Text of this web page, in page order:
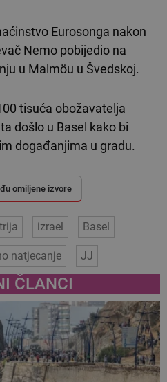
Eurosonga nakon
Nemo pobijedio na
u Malmöu u Švedskoj.
tisuća obožavatelja
došlo u Basel kako bi
događanjima u gradu.
omiljene izvore
izrael Basel
natjecanje JJ
ČLANCI